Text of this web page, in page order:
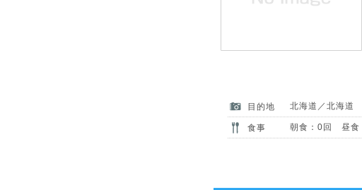
目的地 北海道／北海道
食事 朝食：0回 昼食